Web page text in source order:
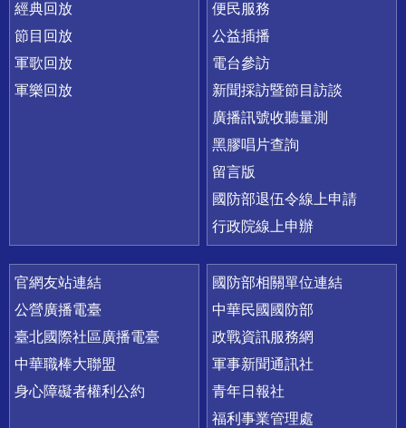
經典回放
節目回放
軍歌回放
軍樂回放
便民服務
公益插播
電台參訪
新聞採訪暨節目訪談
廣播訊號收聽量測
黑膠唱片查詢
留言版
國防部退伍令線上申請
行政院線上申辦
官網友站連結
公營廣播電臺
臺北國際社區廣播電臺
中華職棒大聯盟
身心障礙者權利公約
國防部相關單位連結
中華民國國防部
政戰資訊服務網
軍事新聞通訊社
青年日報社
福利事業管理處